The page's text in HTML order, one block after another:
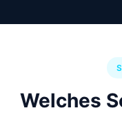
Welches